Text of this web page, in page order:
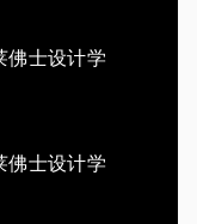
佛士设计学
佛士设计学